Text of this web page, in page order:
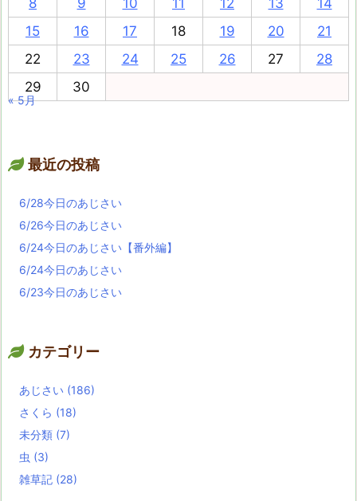
8
9 10 11 12 13
14
15
16 17 18 19 20
21
22
23 24 25 26 27
28
29
30
« 5月
最近の投稿
6/28今日のあじさい
6/26今日のあじさい
6/24今日のあじさい【番外編】
6/24今日のあじさい
6/23今日のあじさい
カテゴリー
あじさい (186)
さくら (18)
未分類 (7)
虫 (3)
雑草記 (28)